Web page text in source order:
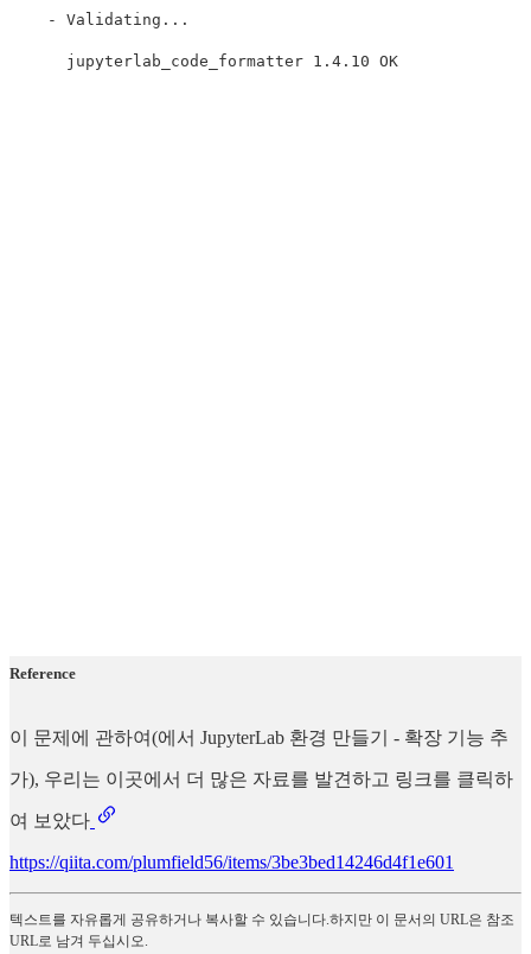
    - Validating...
Reference
이 문제에 관하여(에서 JupyterLab 환경 만들기 - 확장 기능 추
가), 우리는 이곳에서 더 많은 자료를 발견하고 링크를 클릭하
여 보았다
https://qiita.com/plumfield56/items/3be3bed14246d4f1e601
텍스트를 자유롭게 공유하거나 복사할 수 있습니다.하지만 이 문서의 URL은 참조
URL로 남겨 두십시오.